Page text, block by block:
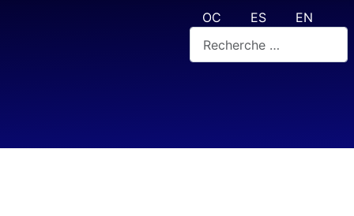
Sélectionnez votre langue
OC ES
EN